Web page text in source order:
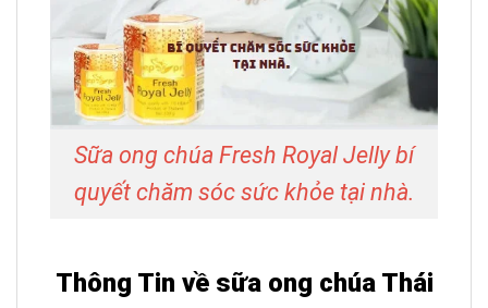
Sữa ong chúa Fresh Royal Jelly bí
quyết chăm sóc sức khỏe tại nhà.
Thông Tin về sữa ong chúa Thái